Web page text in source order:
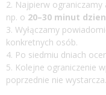
Najpierw ograniczamy
np. o 20–30 minut
Wyłączamy
konkretnych osób.
Po siedmiu dniach
Kolejne ograniczenie
poprzednie nie wystarcza.